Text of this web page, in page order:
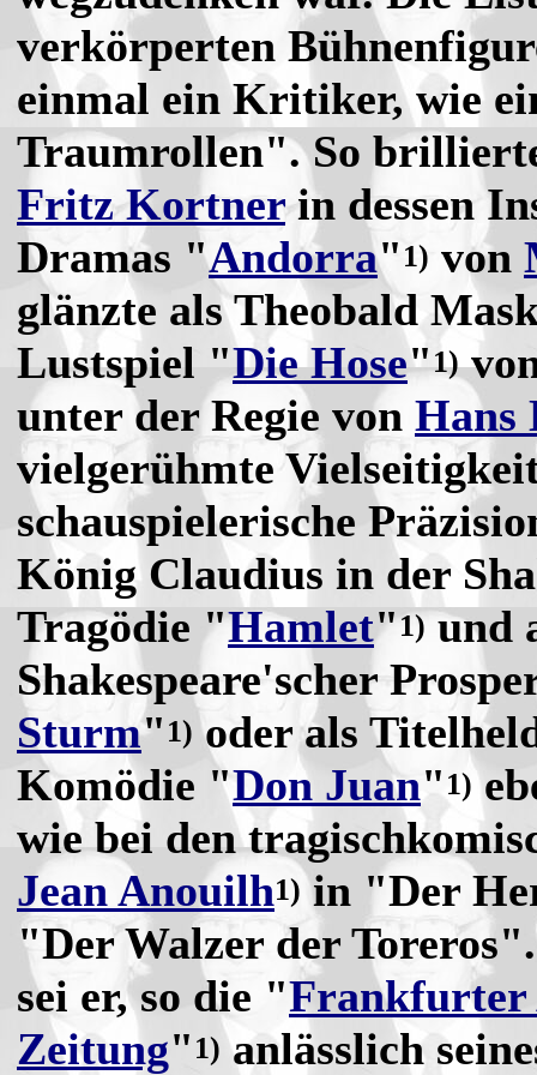
verkörperten
einmal ein Kritiker, wie
Traumrollen". So
Fritz Kortnerin dessen
Dramas "Andorra" 1) von
glänzte als Theobald
Lustspiel "Die Hose"1)
unter der Regie von Hans
vielgerühmte
schauspielerische
König Claudius in der
Tragödie "Hamlet"1)und
Shakespeare'scher
Sturm" 1) oder als
Komödie "Don Juan" 1)
wie bei den
Jean Anouilh1) in "Der
"Der Walzer der
sei er, so die "Frankfurter
Zeitung" 1) anlässlich